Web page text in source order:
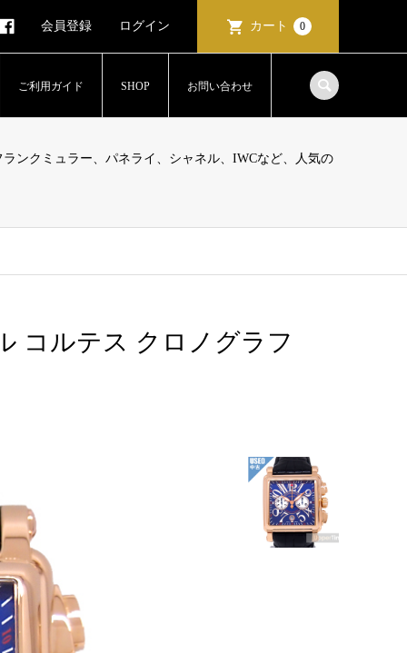
会員登録 ログイン カート 0
ご利用ガイド SHOP お問い合わせ
ンクミュラー、パネライ、シャネル、IWCなど、人気の
コルテス クロノグラフ